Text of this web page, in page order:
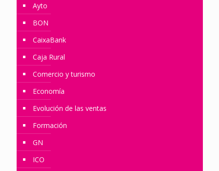
Ayto
BON
CaixaBank
Caja Rural
Comercio y turismo
Economía
Evolución de las ventas
Formación
GN
ICO